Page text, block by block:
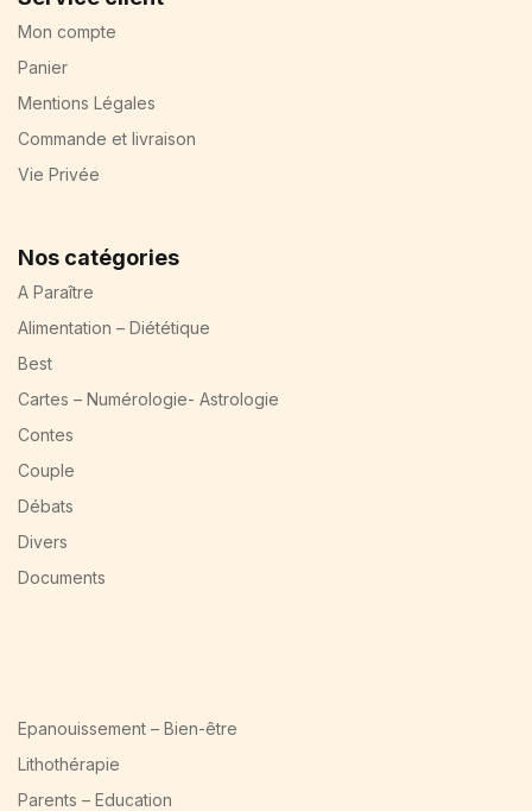
Mon compte
Panier
Mentions Légales
Commande et livraison
Vie Privée
Nos catégories
A Paraître
Alimentation – Diététique
Best
Cartes – Numérologie- Astrologie
Contes
Couple
Débats
Divers
Documents
Epanouissement – Bien-être
Lithothérapie
Parents – Education